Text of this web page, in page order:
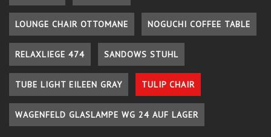
LOUNGE CHAIR OTTOMANE NOGUCHI COFFEE TABLE
RELAXLIEGE 474 SANDOWS STUHL
TUBE LIGHT EILEEN GRAY TULIP CHAIR
WAGENFELD GLASLAMPE WG 24 AUF LAGER